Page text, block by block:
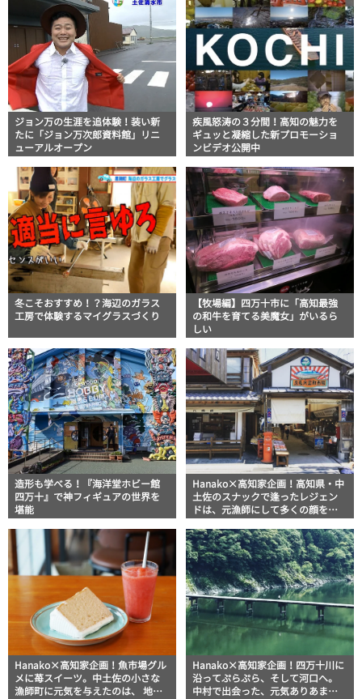
ジョン万の生涯を追体験！装い新
たに「ジョン万次郎資料館」リニ
ューアルオープン
疾風怒涛の３分間！高知の魅力を
ギュッと凝縮した新プロモーショ
ンビデオ公開中
冬こそおすすめ！？海辺のガラス
工房で体験するマイグラスづくり
【牧場編】四万十市に「高知最強
の和牛を育てる美魔女」がいるら
しい
造形も学べる！『海洋堂ホビー館
四万十』で神フィギュアの世界を
堪能
Hanako×高知家企画！高知県・中
土佐のスナックで逢ったレジェン
ドは、元漁師にして多くの顔を持
でした。
Hanako×高知家企画！魚市場グル
メに苺スイーツ。中土佐の小さな
漁師町に元気を与えたのは、 地元
Hanako×高知家企画！四万十川に
沿ってぷらぷら、そして河口へ。
中村で出会った、元気ありあまり